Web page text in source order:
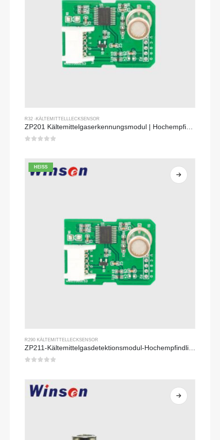
R32 -KÄLTEMITTELLLECKSENSOR
ZP201 Kältemittelgaserkennungsmodul | Hochempfindlichkeit R32 Lecksensor
HEISS
R290 KÄLTEMITTELLECKSENSOR
ZP211-Kältemittelgasdetektionsmodul-Hochempfindlichkeitssensor zur Nachweis von Kältemittellecks